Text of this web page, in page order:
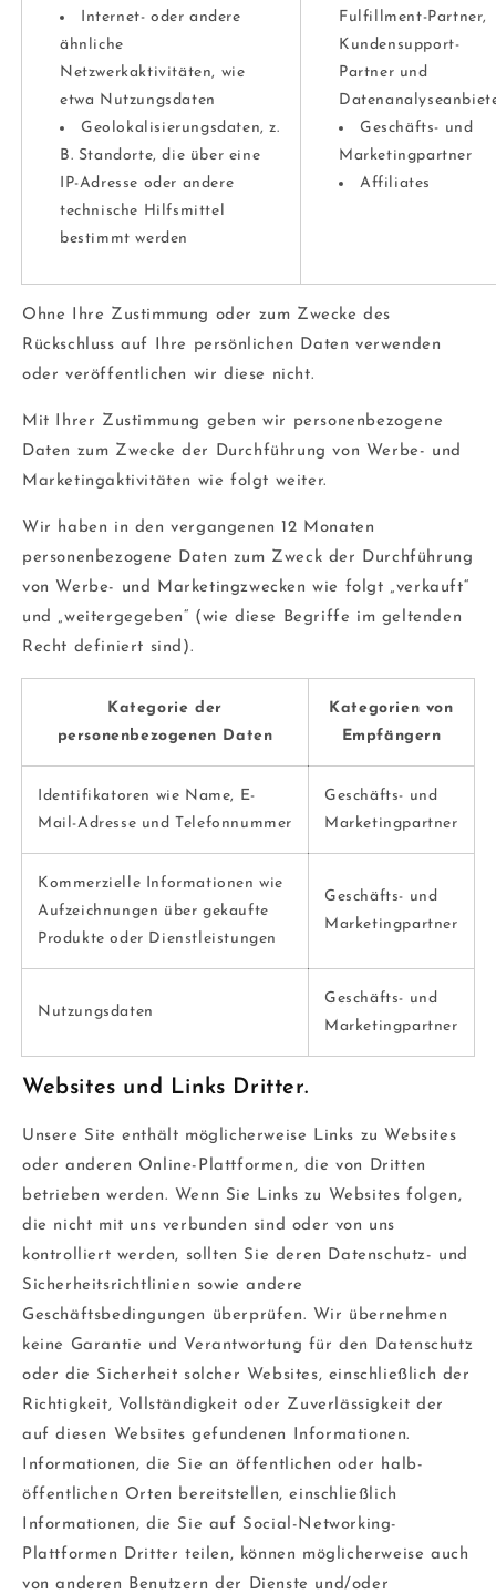
Internet- oder andere
ähnliche
Netzwerkaktivitäten, wie
etwa Nutzungsdaten
Geolokalisierungsdaten, z.
B. Standorte, die über eine
IP-Adresse oder andere
technische Hilfsmittel
bestimmt werden
Fulfillment-Partner,
Kundensupport-
Partner und
Geschäfts- und
Marketingpartner
Affiliates
Ohne Ihre Zustimmung oder zum Zwecke des
Rückschluss auf Ihre persönlichen Daten verwenden
oder veröffentlichen wir diese nicht.
Mit Ihrer Zustimmung geben wir personenbezogene
Daten zum Zwecke der Durchführung von Werbe- und
Marketingaktivitäten wie folgt weiter.
Wir haben in den vergangenen 12 Monaten
personenbezogene Daten zum Zweck der Durchführung
von Werbe- und Marketingzwecken wie folgt „verkauft“
und „weitergegeben“ (wie diese Begriffe im geltenden
Recht definiert sind).
Kategorie der
personenbezogenen Daten
Kategorien von
Empfängern
Identifikatoren wie Name, E-
Mail-Adresse und Telefonnummer
Geschäfts- und
Marketingpartner
Kommerzielle Informationen wie
Aufzeichnungen über gekaufte
Produkte oder Dienstleistungen
Geschäfts- und
Marketingpartner
Nutzungsdaten
Geschäfts- und
Marketingpartner
Websites und Links Dritter.
Unsere Site enthält möglicherweise Links zu Websites
oder anderen Online-Plattformen, die von Dritten
betrieben werden. Wenn Sie Links zu Websites folgen,
die nicht mit uns verbunden sind oder von uns
kontrolliert werden, sollten Sie deren Datenschutz- und
Sicherheitsrichtlinien sowie andere
Geschäftsbedingungen überprüfen. Wir übernehmen
keine Garantie und Verantwortung für den Datenschutz
oder die Sicherheit solcher Websites, einschließlich der
Richtigkeit, Vollständigkeit oder Zuverlässigkeit der
auf diesen Websites gefundenen Informationen.
Informationen, die Sie an öffentlichen oder halb-
öffentlichen Orten bereitstellen, einschließlich
Informationen, die Sie auf Social-Networking-
Plattformen Dritter teilen, können möglicherweise auch
von anderen Benutzern der Dienste und/oder